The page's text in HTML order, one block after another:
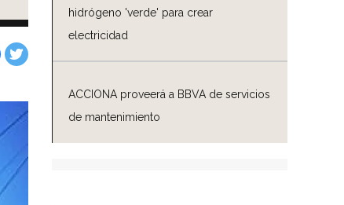
hidrógeno 'verde' para crear
electricidad
ACCIONA proveerá a BBVA de servicios
de mantenimiento